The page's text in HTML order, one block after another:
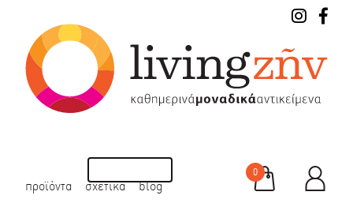
προϊόντα σχετικά blog
0